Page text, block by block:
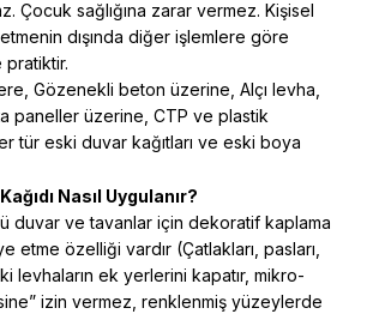
Çocuk sağlığına zarar vermez. Kişisel
dışında diğer işlemlere göre
pratiktir.
Gözenekli beton üzerine, Alçı levha,
paneller üzerine, CTP ve plastik
tür eski duvar kağıtları ve eski boya
Nasıl Uygulanır?
duvar ve tavanlar için dekoratif kaplama
etme özelliği vardır (Çatlakları, pasları,
levhaların ek yerlerini kapatır, mikro-
izin vermez, renklenmiş yüzeylerde